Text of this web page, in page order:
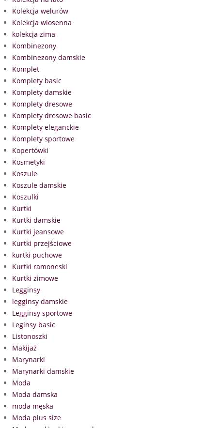
Kolekcja welurów
Kolekcja wiosenna
kolekcja zima
Kombinezony
Kombinezony damskie
Komplet
Komplety basic
Komplety damskie
Komplety dresowe
Komplety dresowe basic
Komplety eleganckie
Komplety sportowe
Kopertówki
Kosmetyki
Koszule
Koszule damskie
Koszulki
Kurtki
Kurtki damskie
Kurtki jeansowe
Kurtki przejściowe
kurtki puchowe
Kurtki ramoneski
Kurtki zimowe
Legginsy
legginsy damskie
Legginsy sportowe
Leginsy basic
Listonoszki
Makijaż
Marynarki
Marynarki damskie
Moda
Moda damska
moda męska
Moda plus size